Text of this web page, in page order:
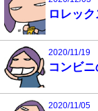
ロレッ
2020/11/19
コンビ
2020/11/05